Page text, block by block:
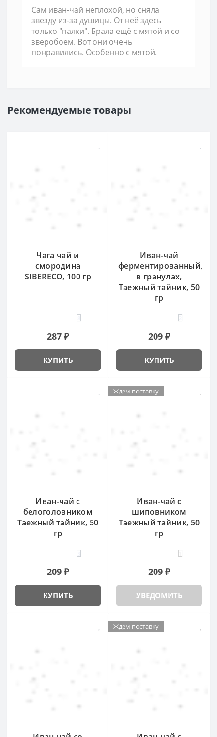
Сам иван-чай неплохой, но сняла
звезду из-за душицы. От неё здесь
только "палки". Брала ещё с мятой и со
зверобоем. Вот они очень
понравились. Особенно с мятой.
Рекомендуемые товары
Чага чай и
смородина
SIBERECO, 100 гр
287 ₽
КУПИТЬ
Иван-чай
ферментированный,
в гранулах,
Таежный тайник, 50
гр
209 ₽
КУПИТЬ
Иван-чай с
белоголовником
Таежный тайник, 50
гр
209 ₽
КУПИТЬ
Ждем поставку
Иван-чай с
шиповником
Таежный тайник, 50
гр
209 ₽
УВЕДОМИТЬ
Ждем поставку